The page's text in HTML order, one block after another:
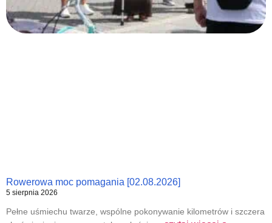
Rowerowa moc pomagania [02.08.2026]
5 sierpnia 2026
Pełne uśmiechu twarze, wspólne pokonywanie kilometrów i szczera